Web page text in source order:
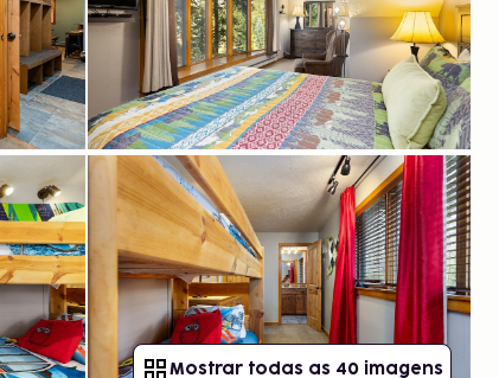
Mostrar todas as 40 imagens